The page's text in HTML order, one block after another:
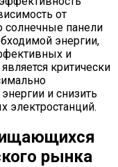
от
солнечные панели
энергии,
и
критически
и снизить
электростанций.
рынка